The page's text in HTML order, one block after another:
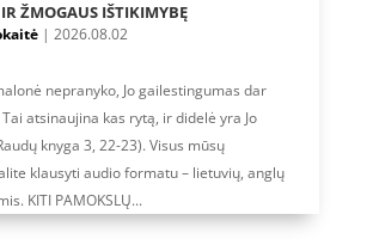
ŽMOGAUS IŠTIKIMYBĘ
| 2026.08.02
nepranyko, Jo gailestingumas dar
atsinaujina kas rytą, ir didelė yra Jo
knyga 3, 22-23). Visus mūsų
klausyti audio formatu – lietuvių, anglų
KITI PAMOKSLŲ...